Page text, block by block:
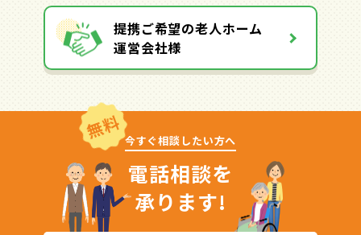
提携ご希望の老人ホーム
運営会社様
無料 今すぐ相談したい方へ
電話相談を
承ります!